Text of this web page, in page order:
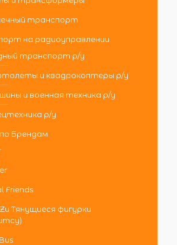
транспорт
на радиоуправлении
транспорт р/у
и квадрокоптеры р/у
и военная техника р/у
р/у
Брендам
Friends
Тянущиеся фигурки